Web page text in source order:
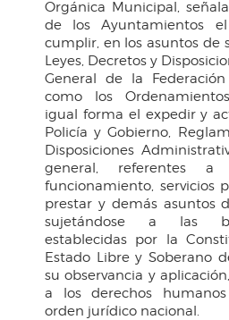
Orgánica Municipal,
de los Ayuntamientos
cumplir, en los asuntos de
Leyes, Decretos y
General de la
como los
igual forma el expedir y
Policía y Gobierno,
Disposiciones
general, referentes a
funcionamiento, servicios
prestar y demás asuntos
sujetándose a las
establecidas por la
Estado Libre y Soberano
su observancia y
a los derechos
orden jurídico nacional.